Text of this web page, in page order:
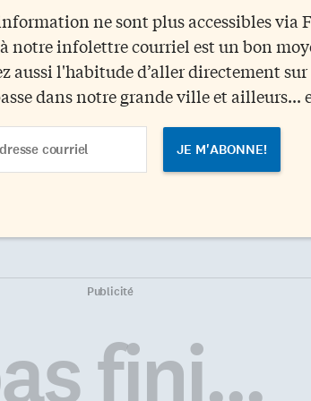
ne sont plus accessibles via
notre infolettre courriel est un bon
aussi l'habitude d’aller directement
dans notre grande ville et ailleurs...
Publicité
fini...